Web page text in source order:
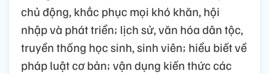
chủ động, khắc phục mọi khó khăn, hội
nhập và phát triển; lịch sử, văn hóa dân tộc,
truyền thống học sinh, sinh viên; hiểu biết về
pháp luật cơ bản; vận dụng kiến thức các